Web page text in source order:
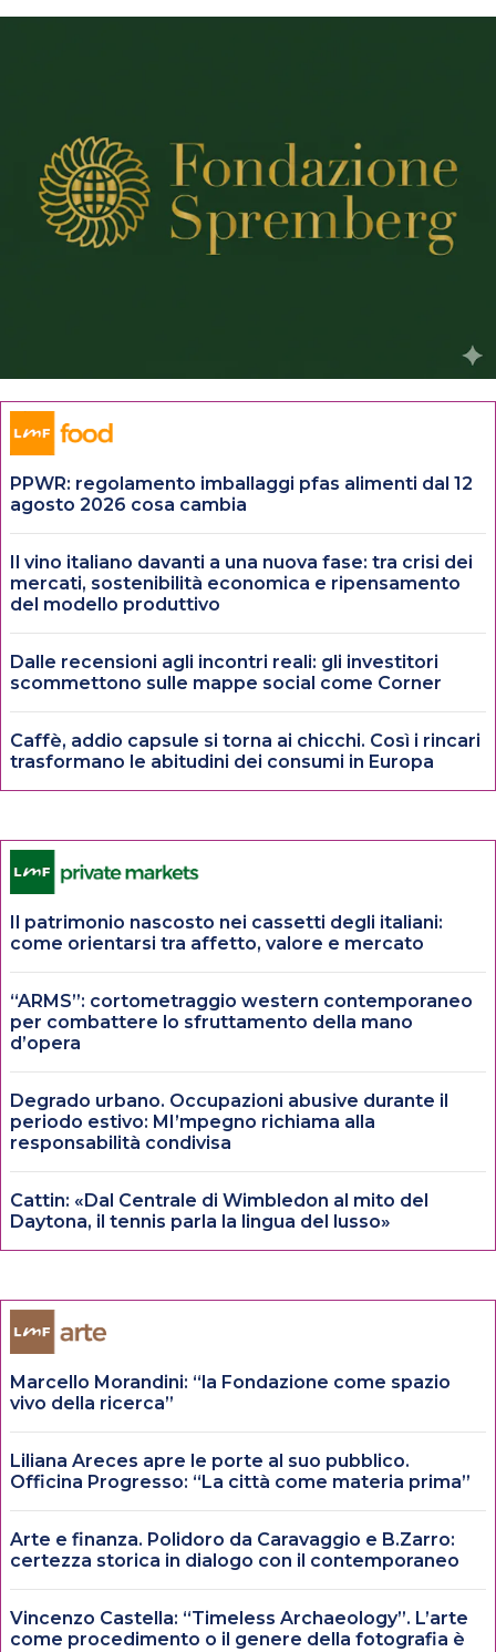
PPWR: regolamento imballaggi pfas alimenti dal 12
agosto 2026 cosa cambia
Il vino italiano davanti a una nuova fase: tra crisi dei
mercati, sostenibilità economica e ripensamento
del modello produttivo
Dalle recensioni agli incontri reali: gli investitori
scommettono sulle mappe social come Corner
Caffè, addio capsule si torna ai chicchi. Così i rincari
trasformano le abitudini dei consumi in Europa
Il patrimonio nascosto nei cassetti degli italiani:
come orientarsi tra affetto, valore e mercato
“ARMS”: cortometraggio western contemporaneo
per combattere lo sfruttamento della mano
d’opera
Degrado urbano. Occupazioni abusive durante il
periodo estivo: MI’mpegno richiama alla
responsabilità condivisa
Cattin: «Dal Centrale di Wimbledon al mito del
Daytona, il tennis parla la lingua del lusso»
Marcello Morandini: “la Fondazione come spazio
vivo della ricerca”
Liliana Areces apre le porte al suo pubblico.
Officina Progresso: “La città come materia prima”
Arte e finanza. Polidoro da Caravaggio e B.Zarro:
certezza storica in dialogo con il contemporaneo
Vincenzo Castella: “Timeless Archaeology”. L’arte
come procedimento o il genere della fotografia è